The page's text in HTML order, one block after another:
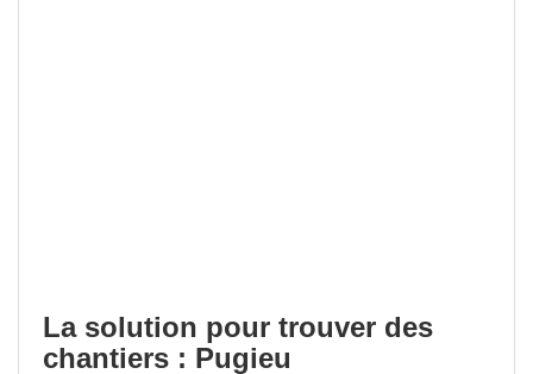
La solution pour trouver des
chantiers : Pugieu